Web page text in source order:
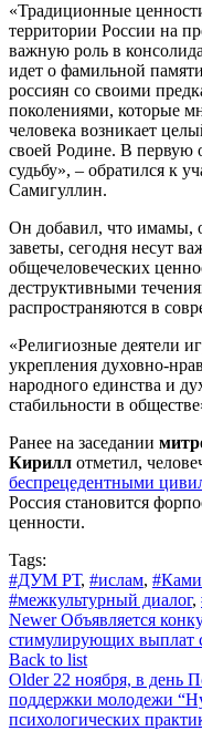
«Традиционные
территории России на
важную роль в
идет о фамильной
россиян со своими
поколениями, которые
человека возникает
своей Родине. В первую
судьбу», – обратился к
Самигуллин.
Он добавил, что имамы,
заветы, сегодня несут
общечеловеческих
деструктивными
распространяются в
«Религиозные деятели
укрепления духовно-
народного единства и
стабильности в
Ранее на заседании
Кирилл отметил,
беспрецедентными
Россия становится
ценности.
Tags:
#ДУМ РТ, #ислам,
#межкультурный диалог,
Newer Объявляется
стимулирующих выплат
Back to list
Older 22 ноября, в день
поддержки молодежи
психологических